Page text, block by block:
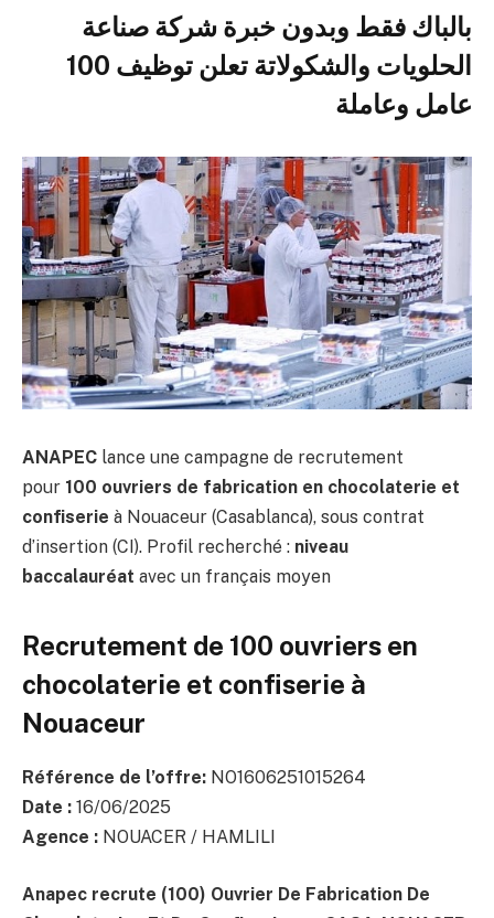
بالباك فقط وبدون خبرة شركة صناعة
الحلويات والشكولاتة تعلن توظيف 100
عامل وعاملة
ANAPEC lance une campagne de recrutement
pour 100 ouvriers de fabrication en chocolaterie et
confiserie à Nouaceur (Casablanca), sous contrat
d’insertion (CI). Profil recherché : niveau
baccalauréat avec un français moyen
Recrutement de 100 ouvriers en
chocolaterie et confiserie à
Nouaceur
Référence de l’offre: NO1606251015264
Date : 16/06/2025
Agence : NOUACER / HAMLILI
Anapec recrute (100) Ouvrier De Fabrication De